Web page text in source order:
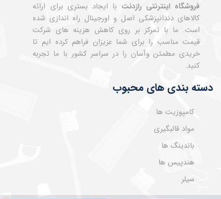
فروشگاه اینترنتی رازدنت با ایجاد بستری برای ارائه
کالاهای دندانپزشکی اصل و اورجینال راه اندازی شده
است. ما با تمرکز بر روی کاهش هزینه های شرکت
قیمت مناسب را برای شما عزیزان فراهم کرده ایم تا
خریدی مطمئن وآسان را در سراسر کشور با ما تجربه
کنید.
دسته بندی های محبوب
کامپوزیت ها
مواد قالبگیری
باندینگ ها
هندپیس ها
سیلر